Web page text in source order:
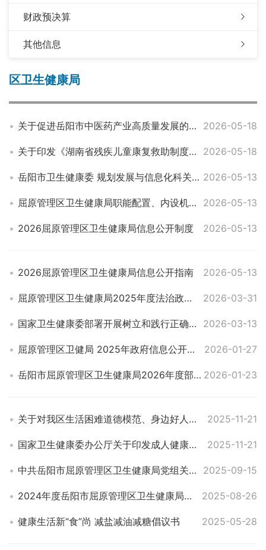
财政预决算
其他信息
区卫生健康局
关于促进岳阳市中医药产业高质量发展的实施意见 2026-05-18
关于印发《湖南省残疾儿童康复救助制度实施办法》的通知 2026-05-18
岳阳市卫生健康委 规划发展与信息化科关于印发《2025年全市卫生健康规划信息工作要点》的通知 2026-05-13
屈原管理区卫生健康局职能配置、内设机构和人员编制规定 2026-05-13
2026屈原管理区卫生健康局信息公开制度 2026-05-13
2026屈原管理区卫生健康局信息公开指南 2026-05-13
屈原管理区卫生健康局2025年度法治政府建设工作报告 2026-03-31
国家卫生健康委部署开展树立和践行正确政绩观学习教育 2026-03-13
屈原管理区卫健局 2025年政府信息公开工作年度报告 2026-01-27
岳阳市屈原管理区卫生健康局2026年度部门预算 2026-01-23
关于对我区生活困难道德模范、身边好人等进行调查摸底的通知 2025-11-21
国家卫生健康委办公厅关于印发成人健康体检项日推荐指引(2025年版)的通知 2025-11-21
中共岳阳市屈原管理区卫生健康局党组关于巡察整改进展情况的通报（社会公开稿） 2025-09-15
2024年度岳阳市屈原管理区卫生健康局部门决算公开 2025-08-26
健康生活新“食”尚 减盐减油减糖倡议书 2025-05-28